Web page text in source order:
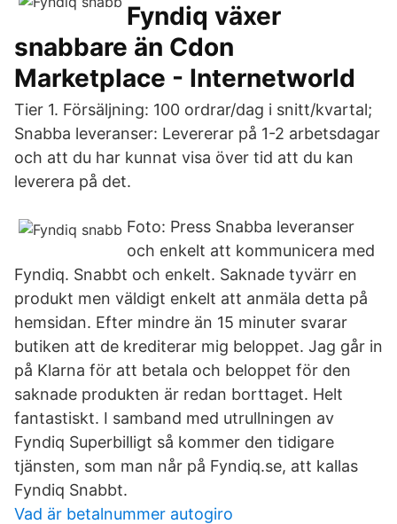
Fyndiq växer
snabbare än Cdon
Marketplace - Internetworld
Tier 1. Försäljning: 100 ordrar/dag i snitt/kvartal;
Snabba leveranser: Levererar på 1-2 arbetsdagar
och att du har kunnat visa över tid att du kan
leverera på det.
Foto: Press Snabba leveranser
och enkelt att kommunicera med
Fyndiq. Snabbt och enkelt. Saknade tyvärr en
produkt men väldigt enkelt att anmäla detta på
hemsidan. Efter mindre än 15 minuter svarar
butiken att de krediterar mig beloppet. Jag går in
på Klarna för att betala och beloppet för den
saknade produkten är redan borttaget. Helt
fantastiskt. I samband med utrullningen av
Fyndiq Superbilligt så kommer den tidigare
tjänsten, som man når på Fyndiq.se, att kallas
Fyndiq Snabbt.
Vad är betalnummer autogiro